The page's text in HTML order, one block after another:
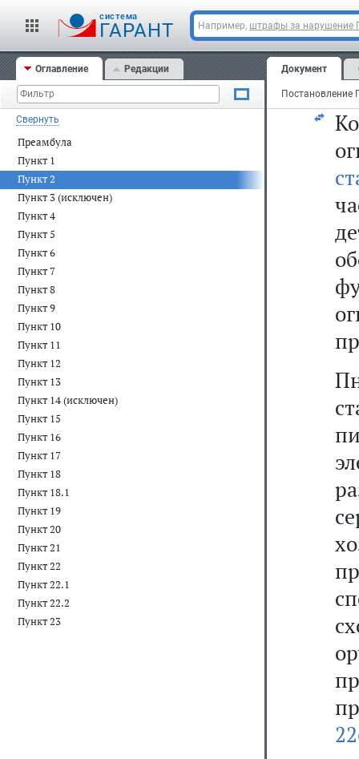
cистема
ГАРАНТ Например, штрафы за нарушение
Оглавление Редакции
Свернуть
Преамбула
Пункт 1
Пункт 2
Пункт 3 (исключен)
Пункт 4
Пункт 5
Пункт 6
Пункт 7
Пункт 8
Пункт 9
Пункт 10
Пункт 11
Пункт 12
Пункт 13
Пункт 14 (исключен)
Пункт 15
Пункт 16
Пункт 17
Пункт 18
Пункт 18.1
Пункт 19
Пункт 20
Пункт 21
Пункт 22
Пункт 22.1
Пункт 22.2
Пункт 23
Документ